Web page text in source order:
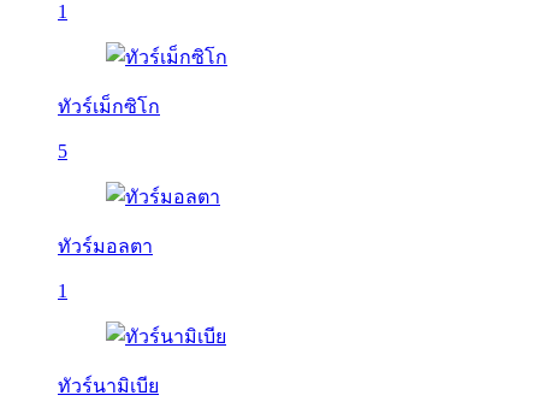
1
ทัวร์เม็กซิโก
5
ทัวร์มอลตา
1
ทัวร์นามิเบีย